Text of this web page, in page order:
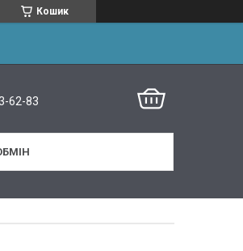
Кошик
62-83